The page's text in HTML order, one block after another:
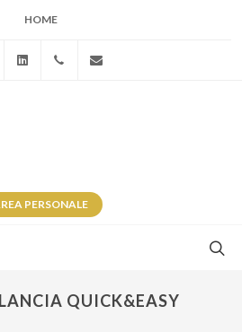
HOME
WhatsAppLinkedin+39 345 281 0246
PERSONALE
QUICK&EASY